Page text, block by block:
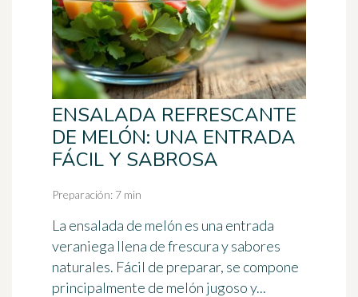
ENSALADA REFRESCANTE
DE MELÓN: UNA ENTRADA
FÁCIL Y SABROSA
Preparación: 7 min
La ensalada de melón es una entrada
veraniega llena de frescura y sabores
naturales. Fácil de preparar, se compone
principalmente de melón jugoso y...